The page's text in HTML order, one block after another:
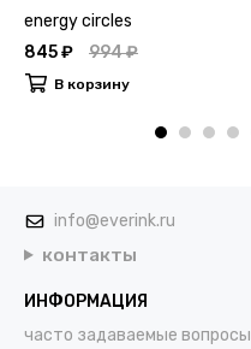
energy circles
845 ₽
994 ₽
В корзину
info@everink.ru
контакты
ИНФОРМАЦИЯ
часто задаваемые вопросы